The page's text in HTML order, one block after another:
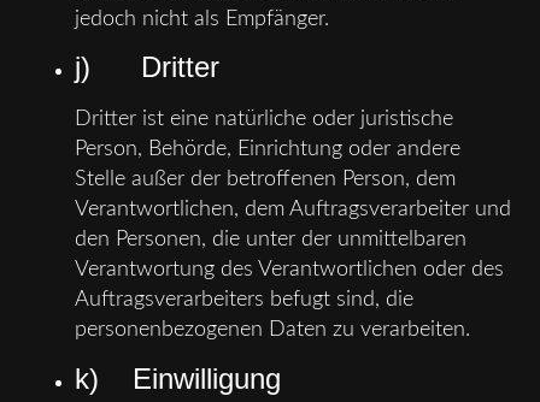
jedoch nicht als Empfänger.
j) Dritter
Dritter ist eine natürliche oder juristische
Person, Behörde, Einrichtung oder andere
Stelle außer der betroffenen Person, dem
Verantwortlichen, dem Auftragsverarbeiter und
den Personen, die unter der unmittelbaren
Verantwortung des Verantwortlichen oder des
Auftragsverarbeiters befugt sind, die
personenbezogenen Daten zu verarbeiten.
k) Einwilligung